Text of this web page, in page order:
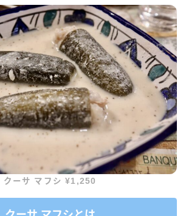
クーサ マフシ ¥1,250